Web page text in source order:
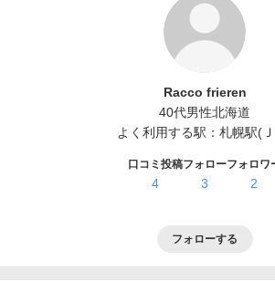
Racco frieren
40代男性北海道
よく利用する駅： 札幌駅(
口コミ投稿
4
フォロー
3
フォロワ
2
フォローする